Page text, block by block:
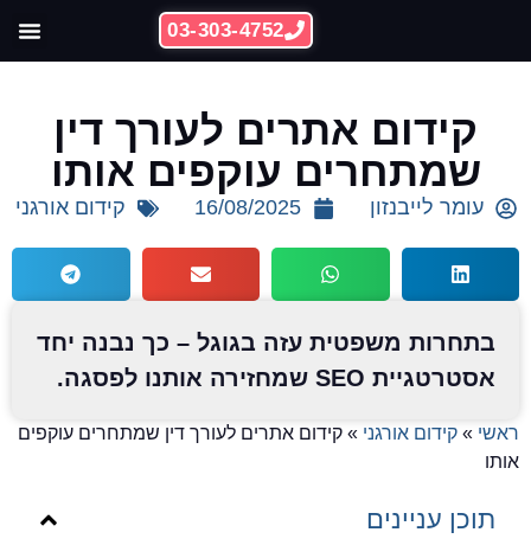
03-303-4752
קידום אתרים לעורך דין
שמתחרים עוקפים אותו
עומר לייבנזון 16/08/2025 קידום אורגני
בתחרות משפטית עזה בגוגל – כך נבנה יחד
אסטרטגיית SEO שמחזירה אותנו לפסגה.
ראשי»קידום אורגני»קידום אתרים לעורך דין שמתחרים עוקפים
אותו
תוכן עניינים